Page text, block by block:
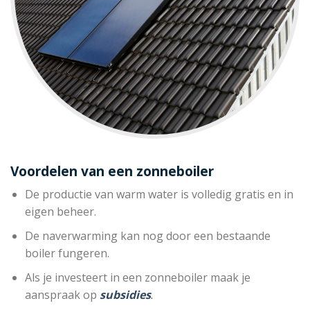
Voordelen van een zonneboiler
De productie van warm water is volledig gratis en in
eigen beheer.
De naverwarming kan nog door een bestaande
boiler fungeren.
Als je investeert in een zonneboiler maak je
aanspraak op subsidies.